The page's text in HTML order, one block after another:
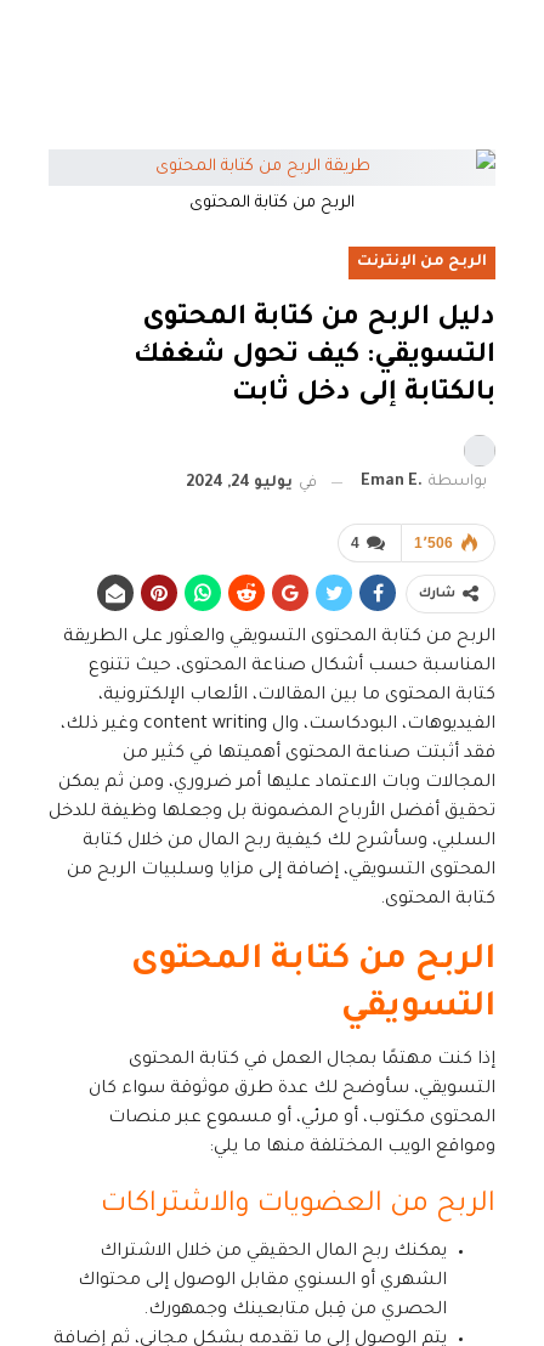
الربح من كتابة المحتوى
الربح من الإنترنت
دليل الربح من كتابة المحتوى
التسويقي: كيف تحول شغفك
بالكتابة إلى دخل ثابت
بواسطة .Eman E في يوليو 24, 2024
4 1٬506
شارك
الربح من كتابة المحتوى التسويقي والعثور على الطريقة
المناسبة حسب أشكال صناعة المحتوى، حيث تتنوع
كتابة المحتوى ما بين المقالات، الألعاب الإلكترونية،
الفيديوهات، البودكاست، وال content writing وغير ذلك،
فقد أثبتت صناعة المحتوى أهميتها في كثير من
المجالات وبات الاعتماد عليها أمر ضروري، ومن ثم يمكن
تحقيق أفضل الأرباح المضمونة بل وجعلها وظيفة للدخل
السلبي، وسأشرح لك كيفية ربح المال من خلال كتابة
المحتوى التسويقي، إضافة إلى مزايا وسلبيات الربح من
كتابة المحتوى.
الربح من كتابة المحتوى
التسويقي
إذا كنت مهتمًا بمجال العمل في كتابة المحتوى
التسويقي، سأوضح لك عدة طرق موثوقة سواء كان
المحتوى مكتوب، أو مرئي، أو مسموع عبر منصات
ومواقع الويب المختلفة منها ما يلي:
الربح من العضويات والاشتراكات
يمكنك ربح المال الحقيقي من خلال الاشتراك
الشهري أو السنوي مقابل الوصول إلى محتواك
الحصري من قِبل متابعينك وجمهورك.
يتم الوصول إلى ما تقدمه بشكل مجاني، ثم إضافة